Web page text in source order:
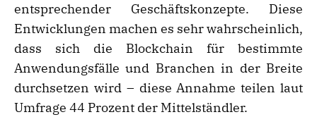
entsprechender Geschäftskonzepte. Diese
Entwicklungen machen es sehr wahrscheinlich,
dass sich die Blockchain für bestimmte
Anwendungsfälle und Branchen in der Breite
durchsetzen wird – diese Annahme teilen laut
Umfrage 44 Prozent der Mittelständler.